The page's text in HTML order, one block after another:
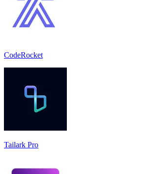
CodeRocket
Tailark Pro